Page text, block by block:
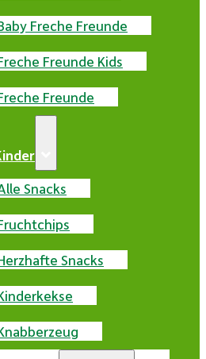
Freche Freunde
Freunde Kids
Freunde
Snacks
Snacks